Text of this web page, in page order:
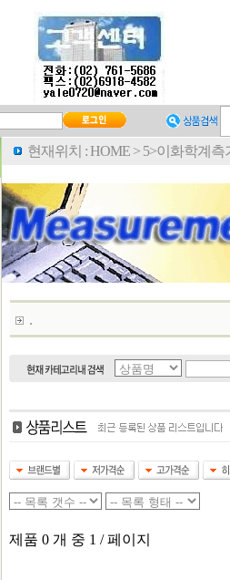
현재위치 :HOME > 5>이화학계측
.
제품 0 개 중 1 / 페이지